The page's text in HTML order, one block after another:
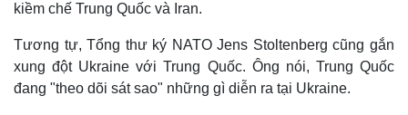
kiềm chế Trung Quốc và Iran.
Tương tự, Tổng thư ký NATO Jens Stoltenberg cũng gắn
xung đột Ukraine với Trung Quốc. Ông nói, Trung Quốc
đang "theo dõi sát sao" những gì diễn ra tại Ukraine.